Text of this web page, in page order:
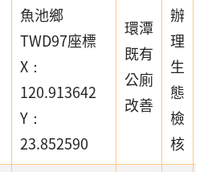
魚池鄉
TWD97座標
X：
120.913642
Y：
23.852590
環潭
既有
公廁
改善
辦
理
生
態
檢
核